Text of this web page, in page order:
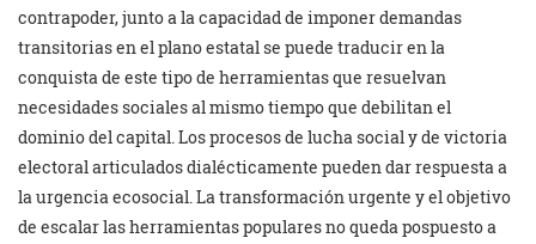
contrapoder, junto a la capacidad de imponer demandas
transitorias en el plano estatal se puede traducir en la
conquista de este tipo de herramientas que resuelvan
necesidades sociales al mismo tiempo que debilitan el
dominio del capital. Los procesos de lucha social y de victoria
electoral articulados dialécticamente pueden dar respuesta a
la urgencia ecosocial. La transformación urgente y el objetivo
de escalar las herramientas populares no queda pospuesto a